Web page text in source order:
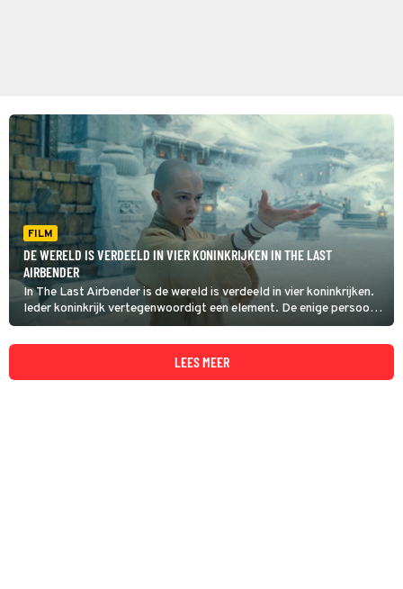
FILM
DE WERELD IS VERDEELD IN VIER KONINKRIJKEN IN THE LAST
AIRBENDER
In The Last Airbender is de wereld is verdeeld in vier koninkrijken.
Ieder koninkrijk vertegenwoordigt een element. De enige persoon
die al deze elementen (aarde, lucht, vuur en water) kan beheersen,
is de jonge Aang.
LEES MEER